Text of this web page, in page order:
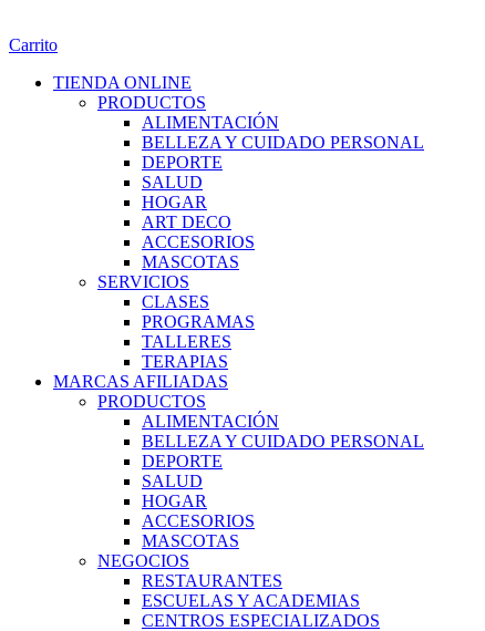
Carrito
TIENDA ONLINE
PRODUCTOS
ALIMENTACIÓN
BELLEZA Y CUIDADO PERSONAL
DEPORTE
SALUD
HOGAR
ART DECO
ACCESORIOS
MASCOTAS
SERVICIOS
CLASES
PROGRAMAS
TALLERES
TERAPIAS
MARCAS AFILIADAS
PRODUCTOS
ALIMENTACIÓN
BELLEZA Y CUIDADO PERSONAL
DEPORTE
SALUD
HOGAR
ACCESORIOS
MASCOTAS
NEGOCIOS
RESTAURANTES
ESCUELAS Y ACADEMIAS
CENTROS ESPECIALIZADOS